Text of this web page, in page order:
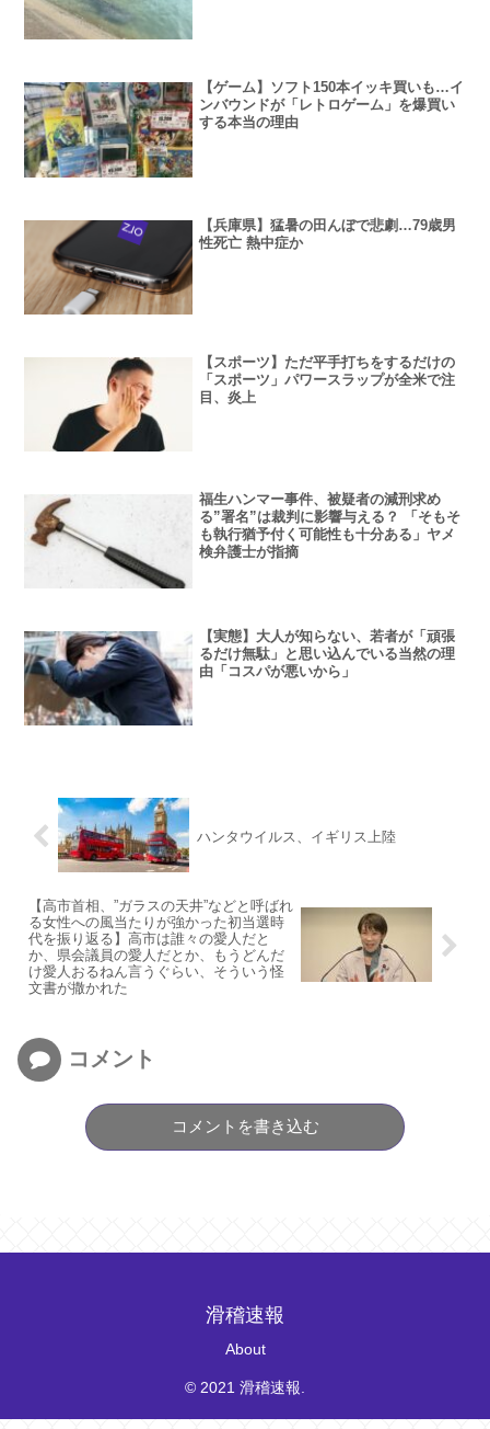
【ゲーム】ソフト150本イッキ買いも…イ
ンバウンドが「レトロゲーム」を爆買い
する本当の理由
【兵庫県】猛暑の田んぼで悲劇…79歳男
性死亡 熱中症か
【スポーツ】ただ平手打ちをするだけの
「スポーツ」パワースラップが全米で注
目、炎上
福生ハンマー事件、被疑者の減刑求め
る”署名”は裁判に影響与える？ 「そもそ
も執行猶予付く可能性も十分ある」ヤメ
検弁護士が指摘
【実態】大人が知らない、若者が「頑張
るだけ無駄」と思い込んでいる当然の理
由「コスパが悪いから」
ハンタウイルス、イギリス上陸
【高市首相、”ガラスの天井”などと呼ばれ
る女性への風当たりが強かった初当選時
代を振り返る】高市は誰々の愛人だと
か、県会議員の愛人だとか、もうどんだ
け愛人おるねん言うぐらい、そういう怪
文書が撒かれた
コメント
コメントを書き込む
滑稽速報
About
© 2021 滑稽速報.